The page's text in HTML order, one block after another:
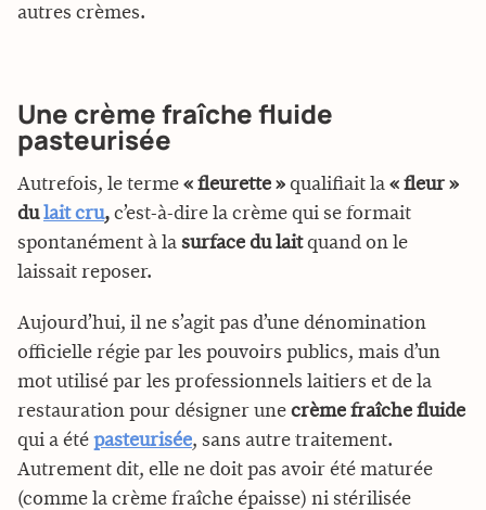
autres crèmes.
Une crème fraîche fluide
pasteurisée
Autrefois, le terme « fleurette » qualifiait la « fleur »
dulait cru, c’est-à-dire la crème qui se formait
spontanément à la surface du laitquand on le
laissait reposer.
Aujourd’hui, il ne s’agit pas d’une dénomination
officielle régie par les pouvoirs publics, mais d’un
mot utilisé par les professionnels laitiers et de la
restauration pour désigner une crème fraîche fluide
qui a été pasteurisée, sans autre traitement.
Autrement dit, elle ne doit pas avoir été maturée
(comme la crème fraîche épaisse) ni stérilisée